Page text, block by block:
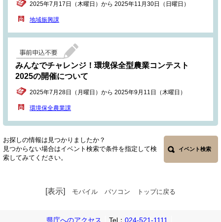
2025年7月17日（木曜日）から 2025年11月30日（日曜日）
地域振興課
みんなでチャレンジ！環境保全型農業コンテスト
2025の開催について
2025年7月28日（月曜日）から 2025年9月11日（木曜日）
環境保全農業課
お探しの情報は見つかりましたか？
見つからない場合はイベント検索で条件を指定して検
索してみてください。
イベント検索
[表示] モバイル パソコン トップに戻る
県庁へのアクセス Tel： 024-521-1111